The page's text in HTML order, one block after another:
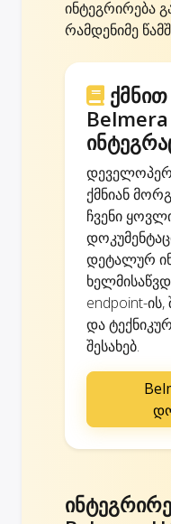
ინტეგრირება
რამდენიმე
ქმნიან
ჩვენი
დეტალურ
endpoint-
და
შესახებ.